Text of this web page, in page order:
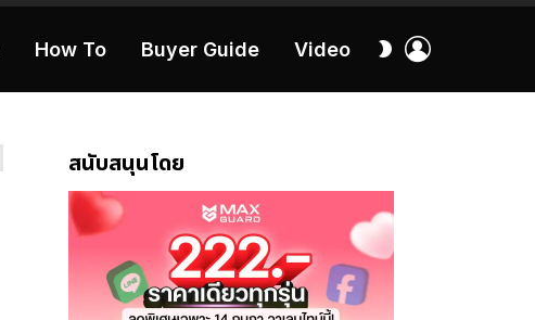
How To Buyer Guide Video
สลับ
สนับสนุนโดย